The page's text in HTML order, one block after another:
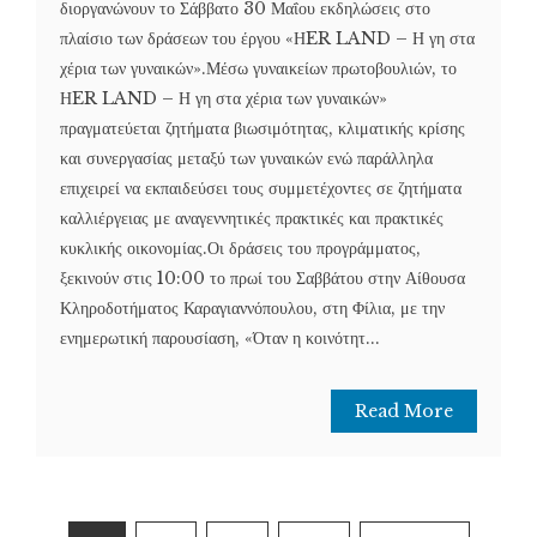
διοργανώνουν το Σάββατο 30 Μαΐου εκδηλώσεις στο
πλαίσιο των δράσεων του έργου «ΗER LAND – Η γη στα
χέρια των γυναικών».Μέσω γυναικείων πρωτοβουλιών, το
ΗER LAND – Η γη στα χέρια των γυναικών»
πραγματεύεται ζητήματα βιωσιμότητας, κλιματικής κρίσης
και συνεργασίας μεταξύ των γυναικών ενώ παράλληλα
επιχειρεί να εκπαιδεύσει τους συμμετέχοντες σε ζητήματα
καλλιέργειας με αναγεννητικές πρακτικές και πρακτικές
κυκλικής οικονομίας.Οι δράσεις του προγράμματος,
ξεκινούν στις 10:00 το πρωί του Σαββάτου στην Αίθουσα
Κληροδοτήματος Καραγιαννόπουλου, στη Φίλια, με την
ενημερωτική παρουσίαση, «Όταν η κοινότητ...
Read More